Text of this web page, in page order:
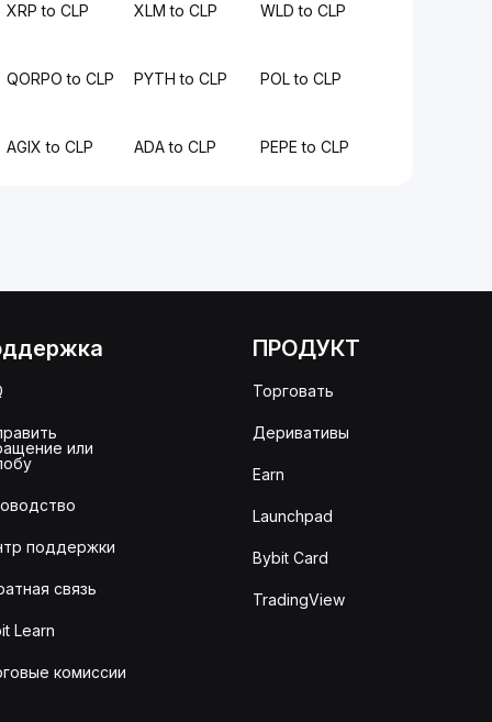
XRP to CLP XLM to CLP WLD to CLP
QORPO to CLP PYTH to CLP POL to CLP
AGIX to CLP ADA to CLP PEPE to CLP
или
поддержки
связь
Learn
комиссии
ПРОДУКТ
Торговать
Деривативы
Earn
Launchpad
Bybit Card
TradingView